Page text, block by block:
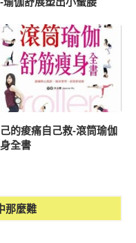
己的痠痛自己救-滾筒瑜伽
全書
那麼難